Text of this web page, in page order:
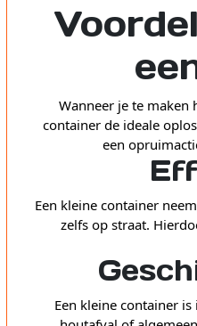
Wanneer je te maken
container de ideale
een
Een kleine container
zelfs op straat.
Een kleine container